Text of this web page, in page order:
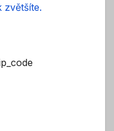
zvětšíte.